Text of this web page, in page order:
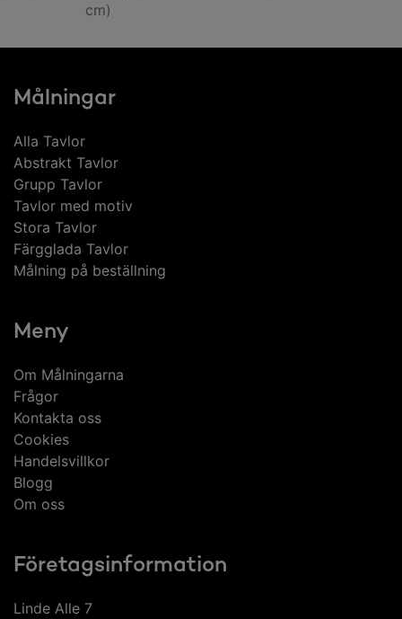
cm)
Målningar
Alla Tavlor
Abstrakt Tavlor
Grupp Tavlor
Tavlor med motiv
Stora Tavlor
Färgglada Tavlor
Målning på beställning
Meny
Om Målningarna
Frågor
Kontakta oss
Cookies
Handelsvillkor
Blogg
Om oss
Företagsinformation
Linde Alle 7